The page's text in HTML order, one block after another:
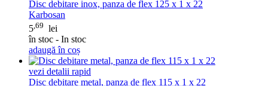
Disc debitare inox, panza de flex 125 x 1 x 22
Karbosan
5 ,69 lei
în stoc - In stoc
adaugă în coș
vezi detalii rapid
Disc debitare metal, panza de flex 115 x 1 x 22